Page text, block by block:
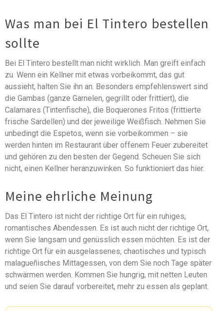
Was man bei El Tintero bestellen
sollte
Bei El Tintero bestellt man nicht wirklich. Man greift einfach
zu. Wenn ein Kellner mit etwas vorbeikommt, das gut
aussieht, halten Sie ihn an. Besonders empfehlenswert sind
die Gambas (ganze Garnelen, gegrillt oder frittiert), die
Calamares (Tintenfische), die Boquerones Fritos (frittierte
frische Sardellen) und der jeweilige Weißfisch. Nehmen Sie
unbedingt die Espetos, wenn sie vorbeikommen – sie
werden hinten im Restaurant über offenem Feuer zubereitet
und gehören zu den besten der Gegend. Scheuen Sie sich
nicht, einen Kellner heranzuwinken. So funktioniert das hier.
Meine ehrliche Meinung
Das El Tintero ist nicht der richtige Ort für ein ruhiges,
romantisches Abendessen. Es ist auch nicht der richtige Ort,
wenn Sie langsam und genüsslich essen möchten. Es ist der
richtige Ort für ein ausgelassenes, chaotisches und typisch
malagueñisches Mittagessen, von dem Sie noch Tage später
schwärmen werden. Kommen Sie hungrig, mit netten Leuten
und seien Sie darauf vorbereitet, mehr zu essen als geplant.